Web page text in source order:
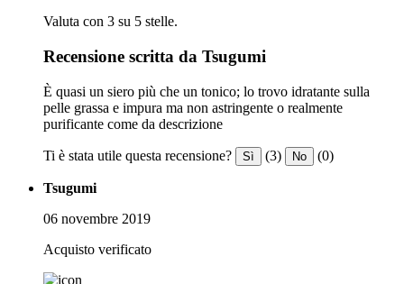
Valuta con 3 su 5 stelle.
Recensione scritta da Tsugumi
È quasi un siero più che un tonico; lo trovo idratante sulla
pelle grassa e impura ma non astringente o realmente
purificante come da descrizione
Ti è stata utile questa recensione? Sì (3) No (0)
Tsugumi
06 novembre 2019
Acquisto verificato